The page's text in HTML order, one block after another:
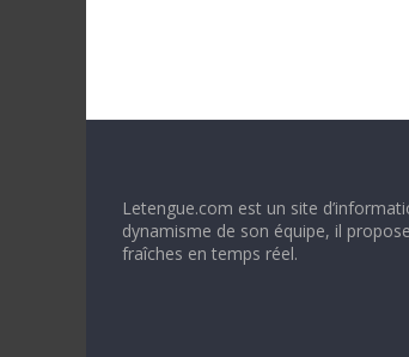
Letengue.com est un site
dynamisme de son équipe, il
fraîches en temps réel.